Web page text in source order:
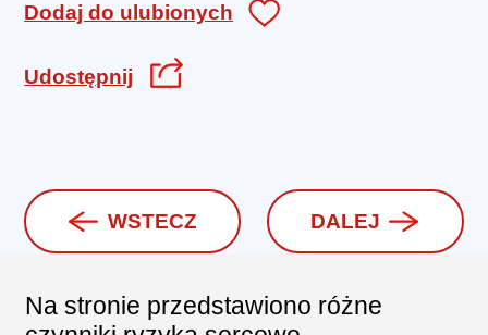
Dodaj do ulubionych
Udostępnij
WSTECZ DALEJ
Na stronie przedstawiono różne